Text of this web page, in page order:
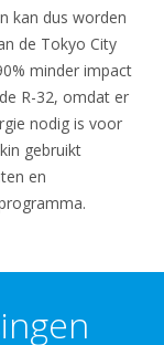
kan dus worden
de Tokyo City
minder impact
R-32, omdat er
nodig is voor
gebruikt
en